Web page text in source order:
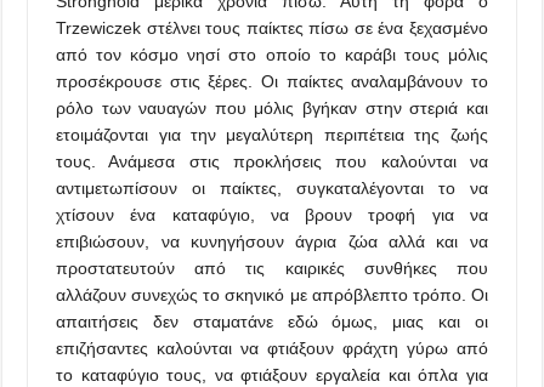
Trzewiczek στέλνει τους παίκτες πίσω σε ένα ξεχασμένο
από τον κόσμο νησί στο οποίο το καράβι τους μόλις
προσέκρουσε στις ξέρες. Οι παίκτες αναλαμβάνουν το
ρόλο των ναυαγών που μόλις βγήκαν στην στεριά και
ετοιμάζονται για την μεγαλύτερη περιπέτεια της ζωής
τους. Ανάμεσα στις προκλήσεις που καλούνται να
αντιμετωπίσουν οι παίκτες, συγκαταλέγονται το να
χτίσουν ένα καταφύγιο, να βρουν τροφή για να
επιβιώσουν, να κυνηγήσουν άγρια ζώα αλλά και να
προστατευτούν από τις καιρικές συνθήκες που
αλλάζουν συνεχώς το σκηνικό με απρόβλεπτο τρόπο. Οι
απαιτήσεις δεν σταματάνε εδώ όμως, μιας και οι
επιζήσαντες καλούνται να φτιάξουν φράχτη γύρω από
το καταφύγιο τους, να φτιάξουν εργαλεία και όπλα για